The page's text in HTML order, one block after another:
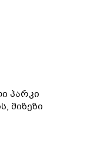
პარკი
მიზეზი